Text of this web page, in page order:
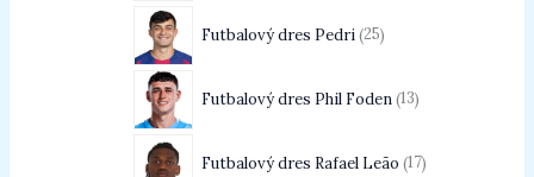
Futbalový dres Pedri 25
Futbalový dres Phil Foden 13
Futbalový dres Rafael Leão 17